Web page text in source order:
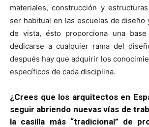
materiales, construcción y
ser habitual en las escuelas de diseño
de vista, ésto proporciona una
dedicarse a cualquier rama del
después hay que adquirir los
específicos de cada disciplina.
¿Crees que los arquitectos en
seguir abriendo nuevas vías de
la casilla más “tradicional” de